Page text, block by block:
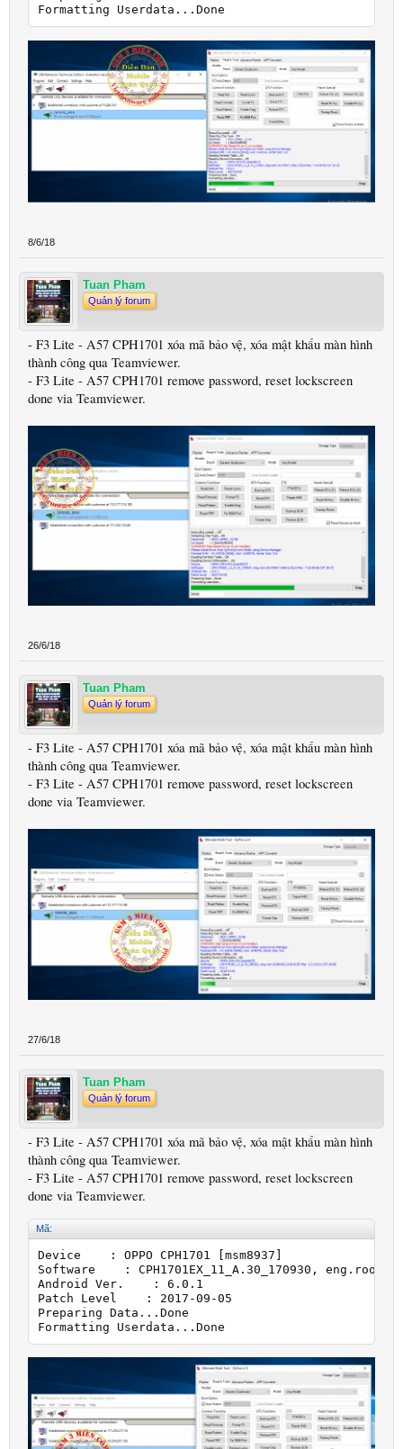
Formatting Userdata...Done
8/6/18
Tuan Pham
Quản lý forum
- F3 Lite - A57 CPH1701 xóa mã bảo vệ, xóa mật khẩu màn hình
thành công qua Teamviewer.
- F3 Lite - A57 CPH1701 remove password, reset lockscreen
done via Teamviewer.
26/6/18
Tuan Pham
Quản lý forum
- F3 Lite - A57 CPH1701 xóa mã bảo vệ, xóa mật khẩu màn hình
thành công qua Teamviewer.
- F3 Lite - A57 CPH1701 remove password, reset lockscreen
done via Teamviewer.
27/6/18
Tuan Pham
Quản lý forum
- F3 Lite - A57 CPH1701 xóa mã bảo vệ, xóa mật khẩu màn hình
thành công qua Teamviewer.
- F3 Lite - A57 CPH1701 remove password, reset lockscreen
done via Teamviewer.
Mã:
Device    : OPPO CPH1701 [msm8937]
Software    : CPH1701EX_11_A.30_170930,
Android Ver.    : 6.0.1
Patch Level    : 2017-09-05
Preparing Data...Done
Formatting Userdata...Done